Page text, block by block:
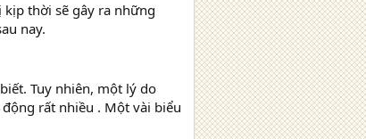
thời sẽ gây ra những
nay.
Tuy nhiên, một lý do
rất nhiều . Một vài biểu